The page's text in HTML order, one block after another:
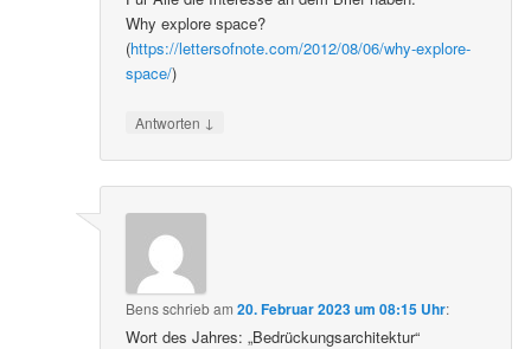
Why explore space?
(https://lettersofnote.com/2012/08/06/why-explore-
space/)
Antworten ↓
Bensschriebam20. Februar 2023 um 08:15 Uhr:
Wort des Jahres: „Bedrückungsarchitektur“